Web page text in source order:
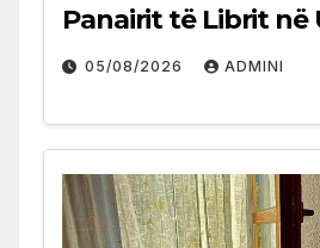
Panairit të Librit në
05/08/2026 ADMINI